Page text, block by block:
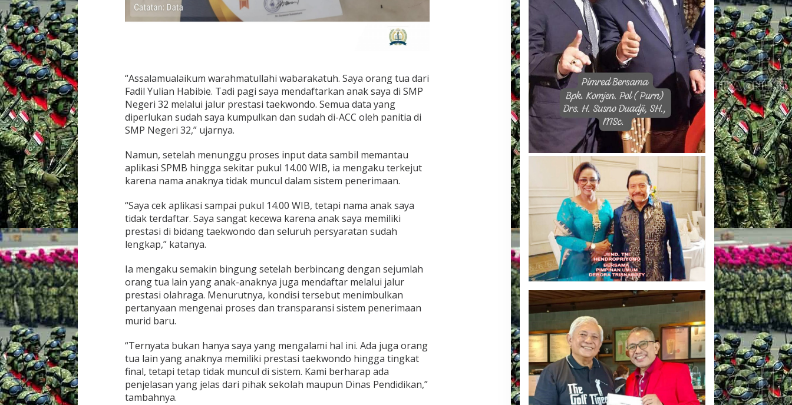
e
P
e
r
t
a
n
a
k
a
n
i
s
t
e
m
“Assalamualaikum warahmatullahi wabarakatuh. Saya orang tua dari
Fadil Yulian Habibie. Tadi pagi saya mendaftarkan anak saya di SMP
Negeri 32 melalui jalur prestasi taekwondo. Semua data yang
diperlukan sudah saya kumpulkan dan sudah di-ACC oleh panitia di
SMP Negeri 32,” ujarnya.
Namun, setelah menunggu proses input data sambil memantau
aplikasi SPMB hingga sekitar pukul 14.00 WIB, ia mengaku terkejut
karena nama anaknya tidak muncul dalam sistem penerimaan.
“Saya cek aplikasi sampai pukul 14.00 WIB, tetapi nama anak saya
tidak terdaftar. Saya sangat kecewa karena anak saya memiliki
prestasi di bidang taekwondo dan seluruh persyaratan sudah
lengkap,” katanya.
Ia mengaku semakin bingung setelah berbincang dengan sejumlah
orang tua lain yang anak-anaknya juga mendaftar melalui jalur
prestasi olahraga. Menurutnya, kondisi tersebut menimbulkan
pertanyaan mengenai proses dan transparansi sistem penerimaan
murid baru.
“Ternyata bukan hanya saya yang mengalami hal ini. Ada juga orang
tua lain yang anaknya memiliki prestasi taekwondo hingga tingkat
final, tetapi tetap tidak muncul di sistem. Kami berharap ada
penjelasan yang jelas dari pihak sekolah maupun Dinas Pendidikan,”
tambahnya.